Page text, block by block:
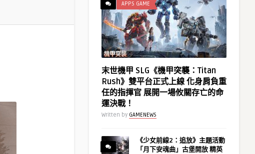
APPS GAME
末世機甲 SLG《機甲突襲：Titan
Rush》雙平台正式上線 化身肩負重
任的指揮官 展開一場攸關存亡的命
運決戰！
Written by GAMENEWS
《少女前線2：追放》主題活動
「月下安魂曲」古堡開放 精英